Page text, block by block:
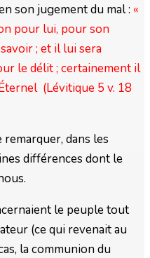
son jugement du mal : «
pour lui, pour son
; et il lui sera
le délit ; certainement il
(Lévitique 5 v. 18
dans les
différences dont le
le peuple tout
(ce qui revenait au
la communion du